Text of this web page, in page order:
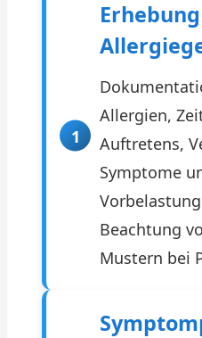
Allergien,
Auftretens,
Symptome
Beachtung
Mustern bei